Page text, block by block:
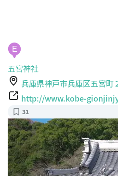
E
五宮神社
兵庫県神戸市兵庫区五宮町
http://www.kobe-
31